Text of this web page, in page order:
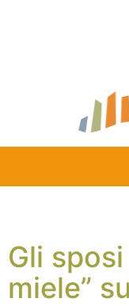
Gli
miele”